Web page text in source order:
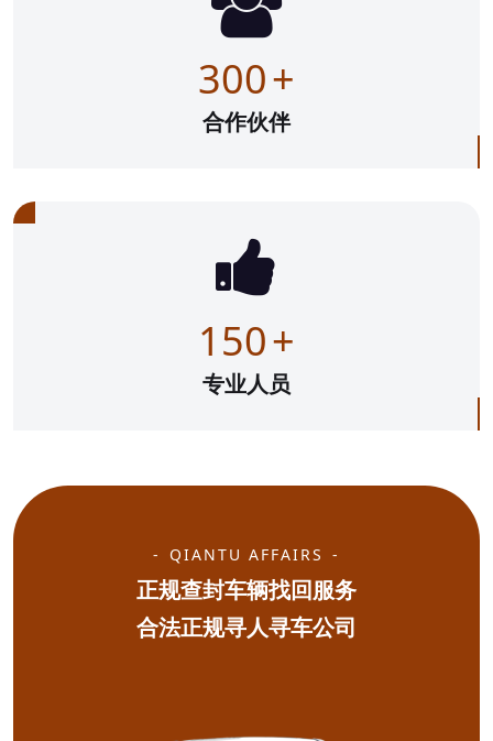
300+
合作伙伴
150+
专业人员
QIANTU AFFAIRS
正规查封车辆找回服务
合法正规寻人寻车公司